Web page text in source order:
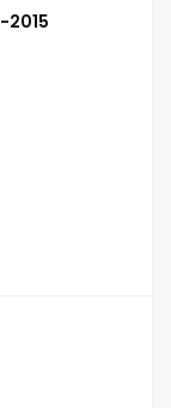
2015